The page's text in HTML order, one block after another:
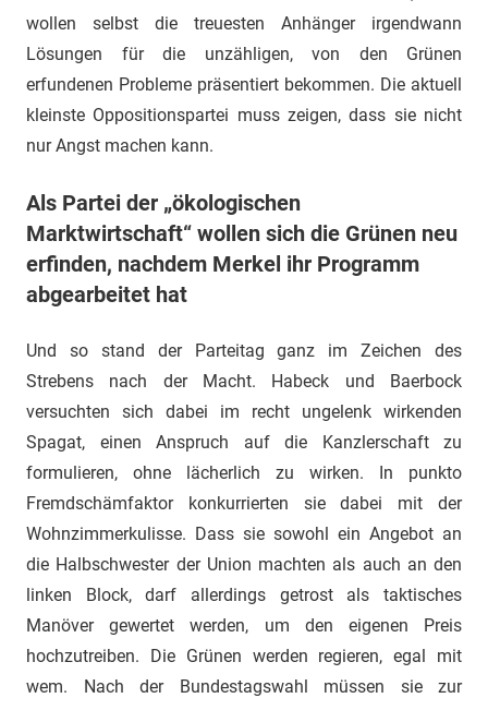
wollen selbst die treuesten Anhänger irgendwann
Lösungen für die unzähligen, von den Grünen
erfundenen Probleme präsentiert bekommen. Die aktuell
kleinste Oppositionspartei muss zeigen, dass sie nicht
nur Angst machen kann.
Als Partei der „ökologischen
Marktwirtschaft“ wollen sich die Grünen neu
erfinden, nachdem Merkel ihr Programm
abgearbeitet hat
Und so stand der Parteitag ganz im Zeichen des
Strebens nach der Macht. Habeck und Baerbock
versuchten sich dabei im recht ungelenk wirkenden
Spagat, einen Anspruch auf die Kanzlerschaft zu
formulieren, ohne lächerlich zu wirken. In punkto
Fremdschämfaktor konkurrierten sie dabei mit der
Wohnzimmerkulisse. Dass sie sowohl ein Angebot an
die Halbschwester der Union machten als auch an den
linken Block, darf allerdings getrost als taktisches
Manöver gewertet werden, um den eigenen Preis
hochzutreiben. Die Grünen werden regieren, egal mit
wem. Nach der Bundestagswahl müssen sie zur